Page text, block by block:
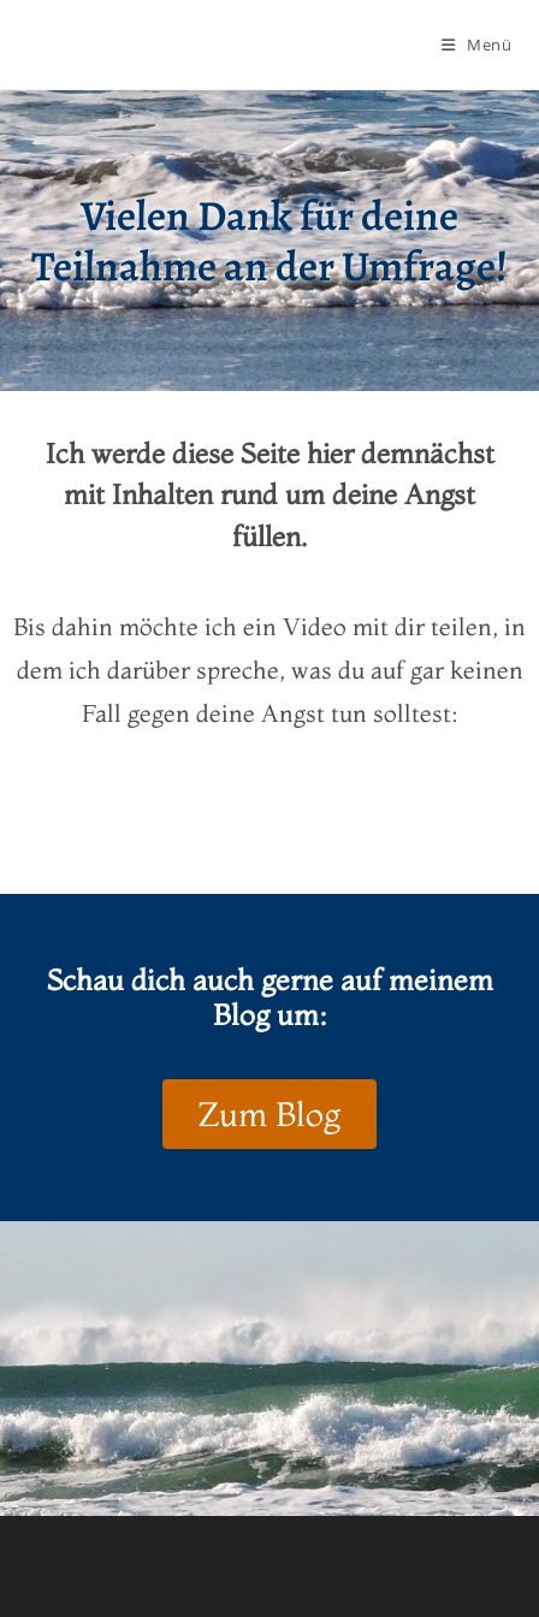
Menü
Vielen Dank für deine
Teilnahme an der Umfrage!
Ich werde diese Seite hier demnächst
mit Inhalten rund um deine Angst
füllen.
Bis dahin möchte ich ein Video mit dir teilen, in
dem ich darüber spreche, was du auf gar keinen
Fall gegen deine Angst tun solltest:
Schau dich auch gerne auf meinem
Blog um:
Zum Blog